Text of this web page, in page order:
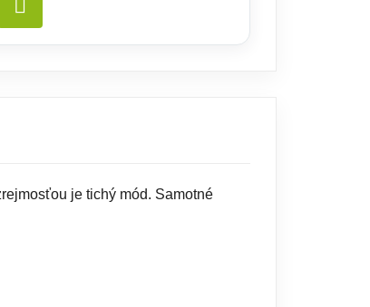
je tichý mód. Samotné